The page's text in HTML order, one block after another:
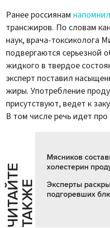
Ранее россиянам
трансжиров. По словам
наук, врача-токсиколога
подвергаются серьезной
жидкого в твердое
эксперт поставил
жиры. Употребление
присутствуют, ведет к
В том числе речь идет
Ч
И
Т
АЙ
Т
Е
Т
А
К
ЖЕ
Мясников
холестерин
Эксперты
подгоревших